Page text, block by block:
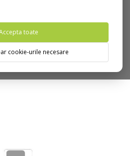
toate
cookie-urile necesare
3
tara din care accesati website-ul